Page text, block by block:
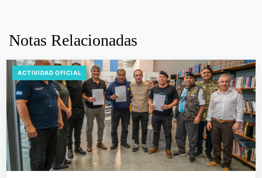
Notas Relacionadas
ACTIVIDAD OFICIAL